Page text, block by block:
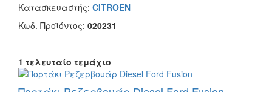
Κατασκευαστής: CITROEN
Κωδ. Προϊόντος: 020231
1 τελευταίο τεμάχιο